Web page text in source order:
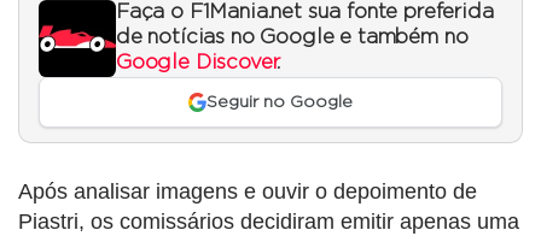
Faça o F1Mania.net sua fonte preferida
de notícias no Google e também no
Google Discover.
Seguir no Google
Após analisar imagens e ouvir o depoimento de
Piastri, os comissários decidiram emitir apenas uma